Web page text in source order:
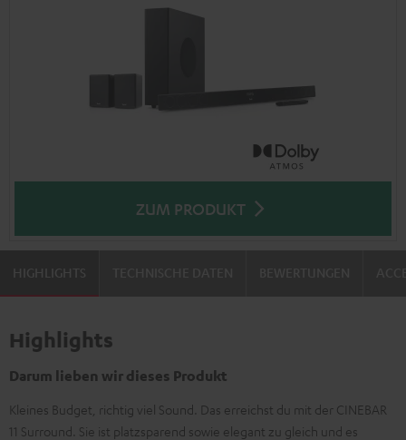
ZUM PRODUKT
HIGHLIGHTS
Highlights
Darum lieben wir dieses Produkt
Kleines Budget, richtig viel Sound. Das erreichst du mit der CINEBAR
11 Surround. Sie ist platzsparend sowie elegant zu gleich und es